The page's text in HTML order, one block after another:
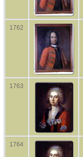
1762
1763
1764